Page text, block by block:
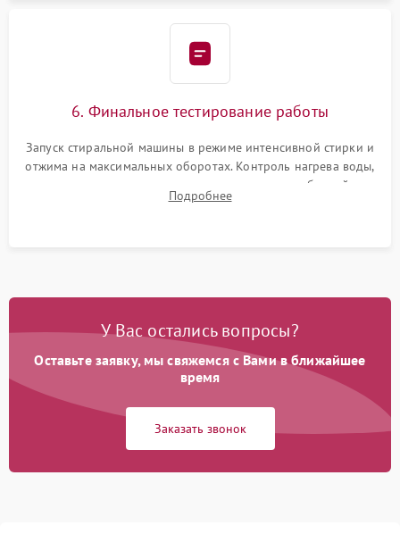
6. Финальное тестирование работы
Запуск стиральной машины в режиме интенсивной стирки и
отжима на максимальных оборотах. Контроль нагрева воды,
корректности слива, отсутствия излишних вибраций,
посторонних стуков и протечек под корпусом.
Подробнее
У Вас остались вопросы?
Оставьте заявку, мы свяжемся с Вами в ближайшее
время
Заказать звонок